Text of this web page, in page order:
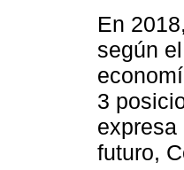
En
según
3
expresa
futuro,